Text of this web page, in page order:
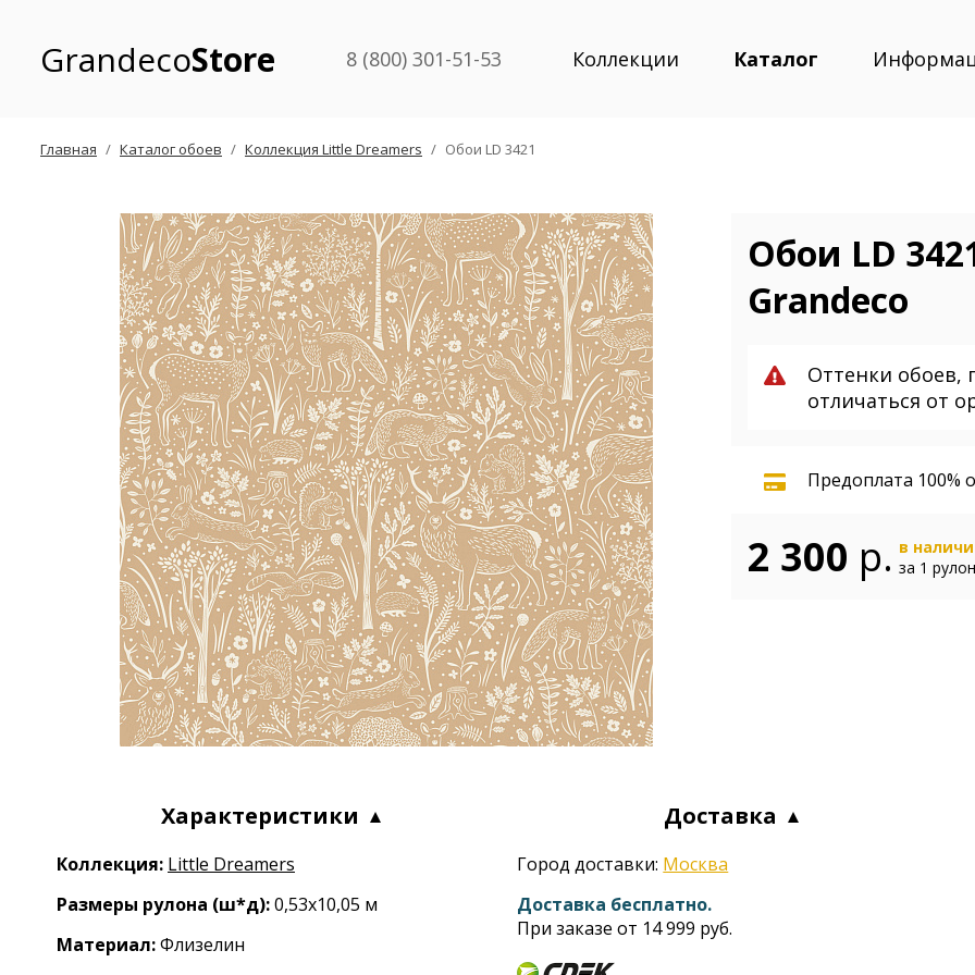
GrandecoStore 8 (800) 301-51-53 Коллекции Каталог
Главная Каталог обоев Коллекция Little Dreamers Обои LD 3421
Обои LD
Grandeco
Оттенки обоев,
отличаться от
Предоплата 100%
2 300 р. в
за 1 рулон
Характеристики
Коллекция: Little Dreamers
Размеры рулона (ш*д):0,53x10,05 м
Материал:Флизелин
Доставка
Город доставки: Москва
Доставка бесплатно.
При заказе от 14 999 руб.